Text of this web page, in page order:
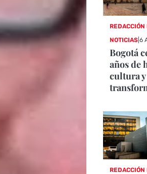
REDACCIÓN
NOTICIAS |6
Bogotá
años de
cultura y
REDACCIÓN